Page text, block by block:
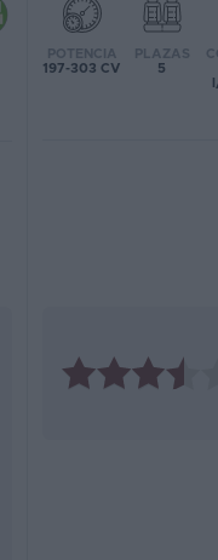
POTENCIA
197-303 CV
PLAZAS
5